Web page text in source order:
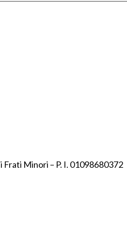
Frati Minori – P. I. 01098680372